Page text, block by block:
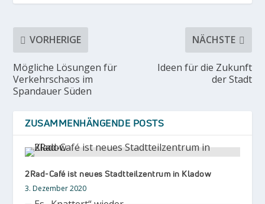
VORHERIGE
Mögliche Lösungen für
Verkehrschaos im
Spandauer Süden
NÄCHSTE
Ideen für die Zukunft
der Stadt
ZUSAMMENHÄNGENDE POSTS
2Rad-Café ist neues Stadtteilzentrum in Kladow
3. Dezember 2020